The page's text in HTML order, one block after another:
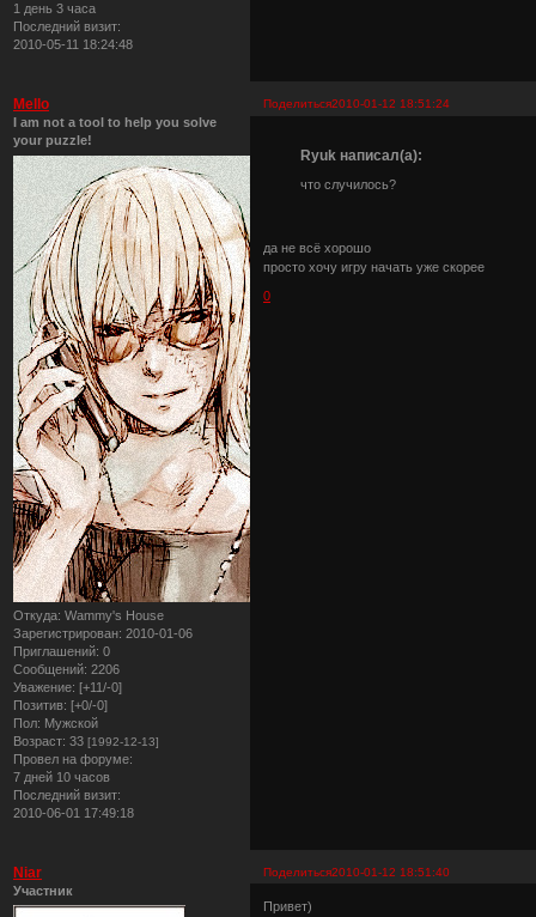
1 день 3 часа
Последний визит:
2010-05-11 18:24:48
Поделиться2010-01-12 18:51:24
Mello
I am not a tool to help you solve
your puzzle!
Откуда: Wammy's House
Зарегистрирован: 2010-01-06
Приглашений: 0
Сообщений: 2206
Уважение: [+11/-0]
Позитив: [+0/-0]
Пол: Мужской
Возраст: 33 [1992-12-13]
Провел на форуме:
7 дней 10 часов
Последний визит:
2010-06-01 17:49:18
Ryuk написал(а):
что случилось?
да не всё хорошо
просто хочу игру начать уже скорее
0
Поделиться2010-01-12 18:51:40
Niar
Участник
Привет)